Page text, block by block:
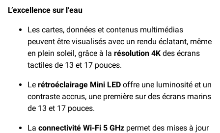
L’excellence sur l’eau
Les cartes, données et contenus multimédias
peuvent être visualisés avec un rendu éclatant, même
en plein soleil, grâce à la résolution 4K des écrans
tactiles de 13 et 17 pouces.
Le rétroéclairage Mini LED offre une luminosité et un
contraste accrus, une première sur des écrans marins
de 13 et 17 pouces.
La connectivité Wi-Fi 5 GHz permet des mises à jour